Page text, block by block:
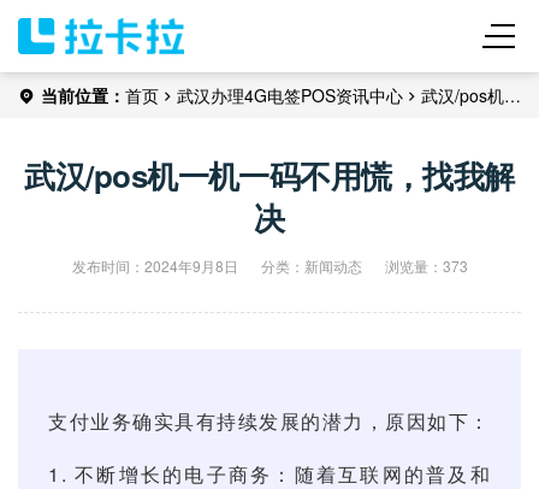
当前位置： 首页 武汉办理4G电签POS资讯中心
武汉/pos机一
武汉/pos机一机一码不用慌，找我解
决
发布时间：2024年9月8日 分类： 新闻动态 浏览量：373
支付业务确实具有持续发展的潜力，原因如下：
1. 不断增长的电子商务：随着互联网的普及和